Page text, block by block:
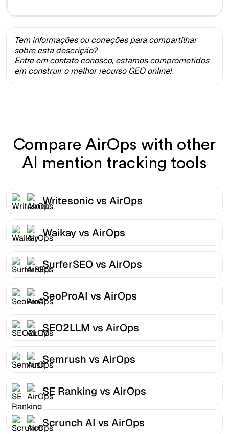
Tem informações ou correções para compartilhar
sobre esta descrição?
Entre em contato conosco, estamos comprometidos
em construir o melhor recurso GEO online!
Compare AirOps with other
AI mention tracking tools
Writesonic vs AirOps
Waikay vs AirOps
SurferSEO vs AirOps
SeoProAI vs AirOps
SEO2LLM vs AirOps
Semrush vs AirOps
SE Ranking vs AirOps
Scrunch AI vs AirOps